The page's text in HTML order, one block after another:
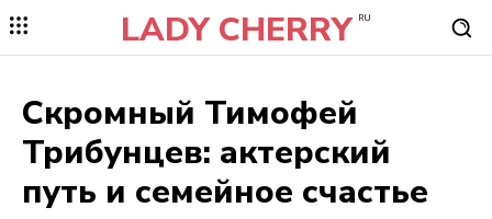
LADY CHERRY RU
Скромный Тимофей
Трибунцев: актерский
путь и семейное счастье